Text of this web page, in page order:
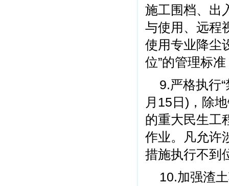
施工围档、出
与使用、远程
使用专业降尘
位”的管理标
9.严格执行
月15日)，除
的重大民生工
作业。凡允许
措施执行不到
10.加强渣